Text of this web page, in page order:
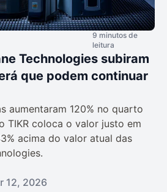
9 minutos de
leitura
Technologies subiram
que podem continuar
aumentaram 120% no quarto
TIKR coloca o valor justo em
acima do valor atual das
12, 2026